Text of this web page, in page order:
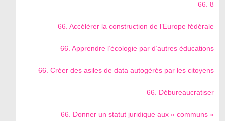
66. 8
66. Accélérer la construction de l’Europe fédérale
66. Apprendre l’écologie par d’autres éducations
66. Créer des asiles de data autogérés par les citoyens
66. Débureaucratiser
66. Donner un statut juridique aux « communs »